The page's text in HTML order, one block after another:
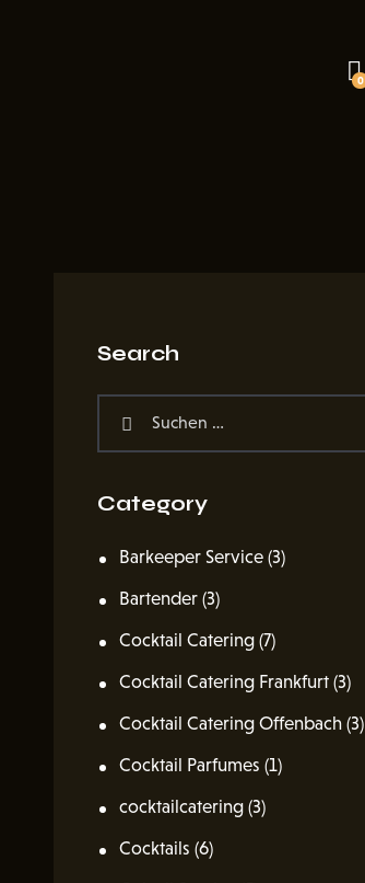
0
Search
Category
Barkeeper Service (3)
Bartender (3)
Cocktail Catering (7)
Cocktail Catering Frankfurt (3)
Cocktail Catering Offenbach (3)
Cocktail Parfumes (1)
cocktailcatering (3)
Cocktails (6)